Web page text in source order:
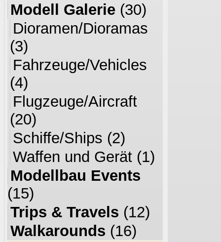
Modell Galerie (30)
Dioramen/Dioramas
(3)
Fahrzeuge/Vehicles
(4)
Flugzeuge/Aircraft
(20)
Schiffe/Ships (2)
Waffen und Gerät (1)
Modellbau Events
(15)
Trips & Travels (12)
Walkarounds (16)